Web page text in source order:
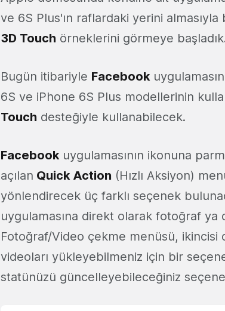
ve 6S Plus'ın raflardaki yerini
3D Touch örneklerini görmeye
Bugün itibariyle Facebook
6S ve iPhone 6S Plus modellerinin
Touch desteğiyle kullanabilecek.
Facebookuygulamasının ikonuna
açılan Quick Action (Hızlı Aksiyon)
yönlendirecek üç farklı seçenek
uygulamasına direkt olarak fotoğraf ya
Fotoğraf/Video çekme menüsü,
videoları yükleyebilmeniz için bir
statünüzü güncelleyebileceğiniz